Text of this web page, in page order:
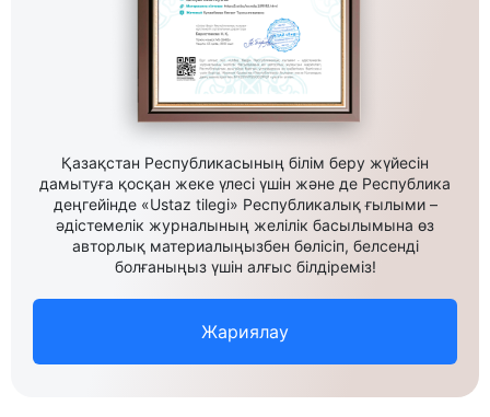
Қазақстан Республикасының білім беру жүйесін
дамытуға қосқан жеке үлесі үшін және де Республика
деңгейінде «Ustaz tilegi» Республикалық ғылыми –
әдістемелік журналының желілік басылымына өз
авторлық материалыңызбен бөлісіп, белсенді
болғаныңыз үшін алғыс білдіреміз!
Жариялау